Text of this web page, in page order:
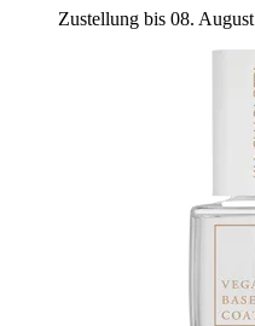
Zustellung bis 08. August